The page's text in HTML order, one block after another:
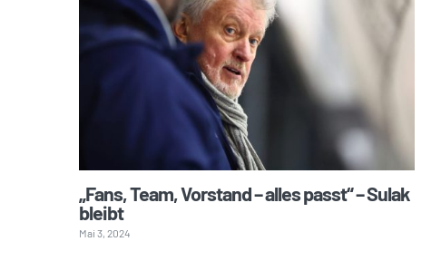
„Fans, Team, Vorstand – alles passt“ – Sulak
bleibt
Mai 3, 2024